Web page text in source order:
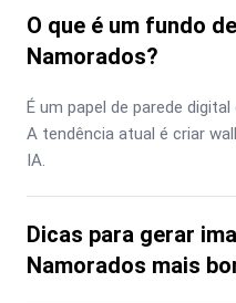
O que é um fundo
Namorados?
É um papel de parede
A tendência atual é criar
IA.
Dicas para gerar
Namorados mais